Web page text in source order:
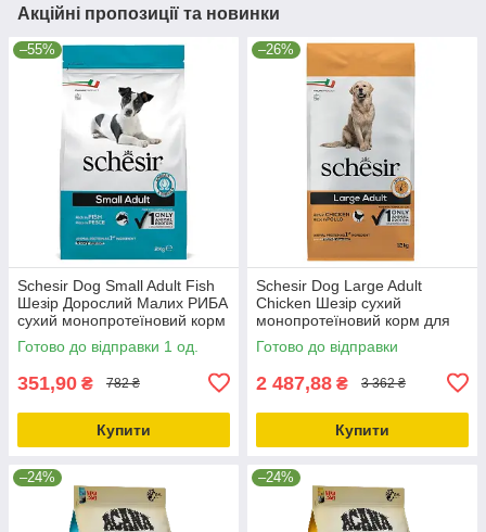
Акційні пропозиції та новинки
–55%
Schesir Dog Small Adult Fish
Шезір Дорослий Малих РИБА
сухий монопротеїновий корм
для собак Малих порід
2кг_ДО 11.10.25
Готово до відправки 1 од.
351,90 ₴ 782 ₴
Купити
–26%
Schesir Dog Large Adult
Chicken Шезір сухий
монопротеїновий корм для
собак великих порід 12кг
Готово до відправки
2 487,88 ₴ 3 362 ₴
Купити
–24% –24%